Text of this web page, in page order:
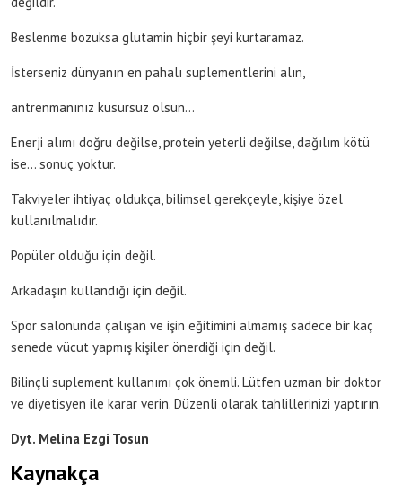
Beslenme bozuksa glutamin hiçbir şeyi kurtaramaz.
İsterseniz dünyanın en pahalı suplementlerini alın,
antrenmanınız kusursuz olsun…
Enerji alımı doğru değilse, protein yeterli değilse, dağılım kötü
ise… sonuç yoktur.
Takviyeler ihtiyaç oldukça, bilimsel gerekçeyle, kişiye özel
kullanılmalıdır.
Popüler olduğu için değil.
Arkadaşın kullandığı için değil.
Spor salonunda çalışan ve işin eğitimini almamış sadece bir kaç
senede vücut yapmış kişiler önerdiği için değil.
Bilinçli suplement kullanımı çok önemli. Lütfen uzman bir doktor
ve diyetisyen ile karar verin. Düzenli olarak tahlillerinizi yaptırın.
Dyt. Melina Ezgi Tosun
Kaynakça